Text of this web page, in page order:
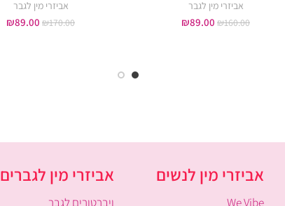
אביזרי מין לגבר
₪160.00
₪89.00
אביזרי מין לגבר
₪170.00
₪89.00
אביזרי מין לנשים
We Vibe
אביזרי מין לגברים
ויברטורים לגבר